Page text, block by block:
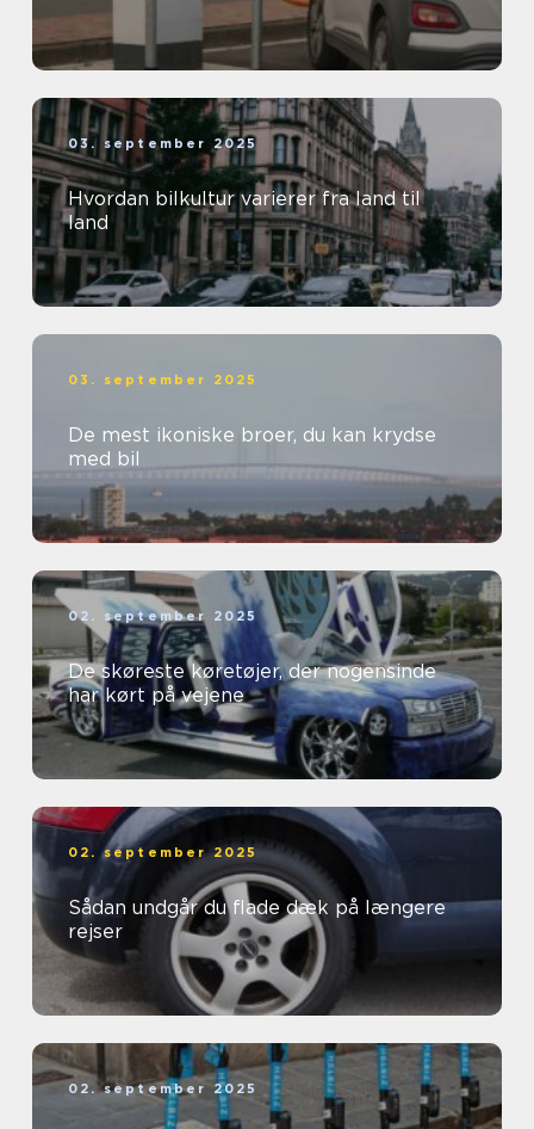
03. september 2025
Hvordan bilkultur varierer fra land til
land
03. september 2025
De mest ikoniske broer, du kan krydse
med bil
02. september 2025
De skøreste køretøjer, der nogensinde
har kørt på vejene
02. september 2025
Sådan undgår du flade dæk på længere
rejser
02. september 2025